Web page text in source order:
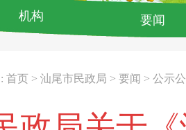
机构 要闻
首页 > 汕尾市民政局 > 要闻 > 公示